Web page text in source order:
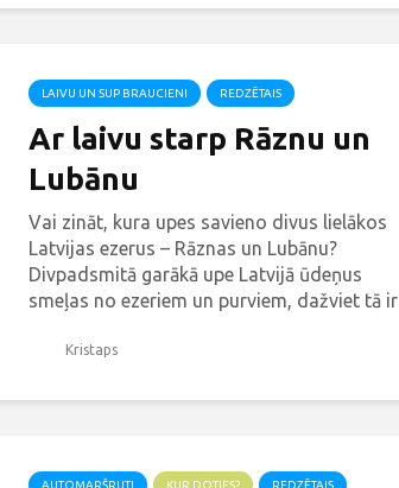
LAIVU UN SUP BRAUCIENI REDZĒTAIS
Ar laivu starp Rāznu un
Lubānu
Vai zināt, kura upes savieno divus lielākos
Latvijas ezerus – Rāznas un Lubānu?
Divpadsmitā garākā upe Latvijā ūdeņus
smeļas no ezeriem un purviem, dažviet tā ir
ar 116...Kristaps
AUTOMARŠRUTI KUR DOTIES? REDZĒTAIS